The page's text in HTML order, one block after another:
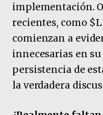
implementación.
recientes, como
comienzan a
innecesarias en
persistencia de
la verdadera